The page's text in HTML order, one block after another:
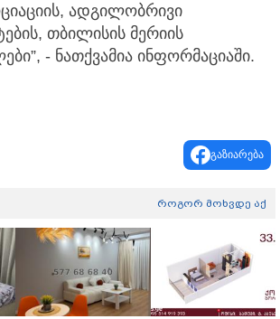
ადგილობრივი
თბილისის მერიის
- ნათქვამია ინფორმაციაში.
გაზიარება
როგორ მოხვდე აქ